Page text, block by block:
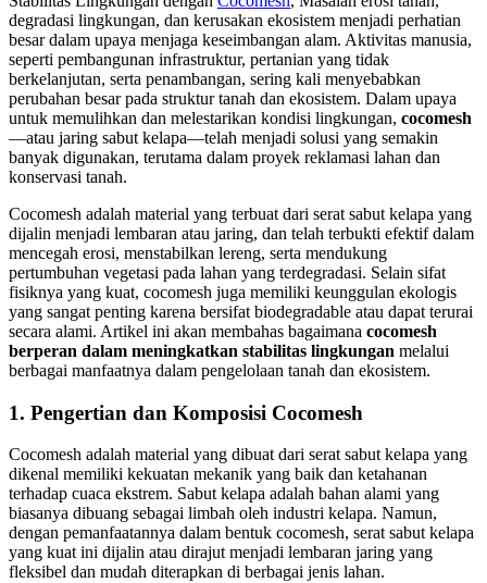
degradasi lingkungan, dan kerusakan ekosistem menjadi perhatian
besar dalam upaya menjaga keseimbangan alam. Aktivitas manusia,
seperti pembangunan infrastruktur, pertanian yang tidak
berkelanjutan, serta penambangan, sering kali menyebabkan
perubahan besar pada struktur tanah dan ekosistem. Dalam upaya
untuk memulihkan dan melestarikan kondisi lingkungan, cocomesh
—atau jaring sabut kelapa—telah menjadi solusi yang semakin
banyak digunakan, terutama dalam proyek reklamasi lahan dan
konservasi tanah.
Cocomesh adalah material yang terbuat dari serat sabut kelapa yang
dijalin menjadi lembaran atau jaring, dan telah terbukti efektif dalam
mencegah erosi, menstabilkan lereng, serta mendukung
pertumbuhan vegetasi pada lahan yang terdegradasi. Selain sifat
fisiknya yang kuat, cocomesh juga memiliki keunggulan ekologis
yang sangat penting karena bersifat biodegradable atau dapat terurai
secara alami. Artikel ini akan membahas bagaimana cocomesh
berperan dalam meningkatkan stabilitas lingkungan melalui
berbagai manfaatnya dalam pengelolaan tanah dan ekosistem.
1. Pengertian dan Komposisi Cocomesh
Cocomesh adalah material yang dibuat dari serat sabut kelapa yang
dikenal memiliki kekuatan mekanik yang baik dan ketahanan
terhadap cuaca ekstrem. Sabut kelapa adalah bahan alami yang
biasanya dibuang sebagai limbah oleh industri kelapa. Namun,
dengan pemanfaatannya dalam bentuk cocomesh, serat sabut kelapa
yang kuat ini dijalin atau dirajut menjadi lembaran jaring yang
fleksibel dan mudah diterapkan di berbagai jenis lahan.